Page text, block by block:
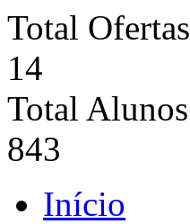
Total Ofertas
14
Total Alunos
843
Início